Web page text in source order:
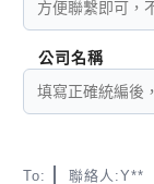
公司名稱
To: 聯絡人:Y**